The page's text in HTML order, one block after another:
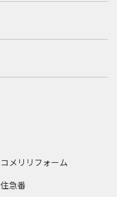
コメリリフォーム
住急番